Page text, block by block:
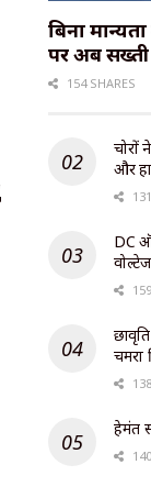
बिना
पर अब
154 SHARES
चोरों
और
DC
वोल्टेज
चमरा
हेमंत